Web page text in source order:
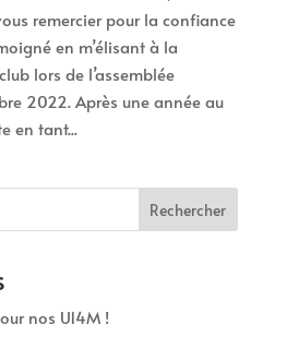
remercier pour la confiance
en m’élisant à la
lors de l’assemblée
2022. Après une année au
en tant...
Rechercher
nos U14M !